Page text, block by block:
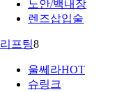
노안/백내장
렌즈삽입술
리프팅8
울쎄라HOT
슈링크